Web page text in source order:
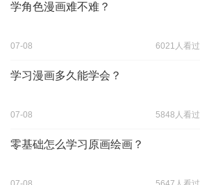
学角色漫画难不难？
07-08 6021人看过
学习漫画多久能学会？
07-08 5848人看过
零基础怎么学习原画绘画？